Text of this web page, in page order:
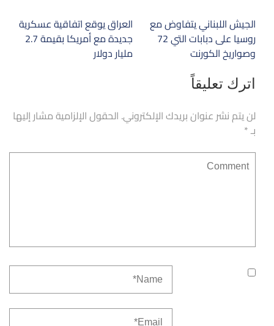
تصفّح
المقالات
العراق يوقع اتفاقية عسكرية
جديدة مع أمريكا بقيمة 2.7
مليار دولار
الجيش اللبناني يتفاوض مع
روسيا على دبابات التي 72
وصواريخ الكورنت
اترك تعليقاً
لن يتم نشر عنوان بريدك الإلكتروني. الحقول الإلزامية مشار إليها
بـ*